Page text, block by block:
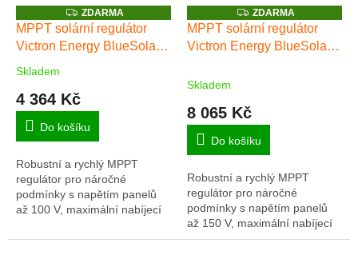
Z
D
A
R
ZDARMA
MPPT solární regulátor
Victron Energy BlueSolar
Průměrné
produktu
5,0
5
hvězdiček.
Skladem
4 364 Kč
Do košíku
Robustní a rychlý MPPT
regulátor pro náročné
podmínky s napětím panelů
až 100 V, maximální nabíjecí
FV max 700/1400Wp. Plná
Z
D
A
R
ZDARMA
MPPT solární regulátor
Victron Energy BlueSolar
Skladem
8 065 Kč
Do košíku
Robustní a rychlý MPPT
regulátor pro náročné
podmínky s napětím panelů
až 150 V, maximální nabíjecí
proud 60 A. Baterie 12/24/48V,